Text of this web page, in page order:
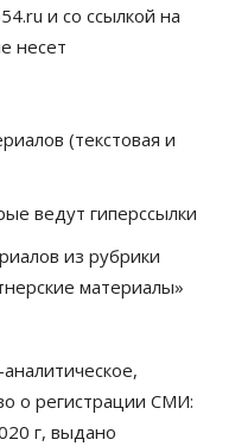
Владимира
главные причины
района
атакуют
электронную
и со ссылкой на
несет
(текстовая и
ведут гиперссылки
из рубрики
материалы»
о регистрации СМИ:
г, выдано